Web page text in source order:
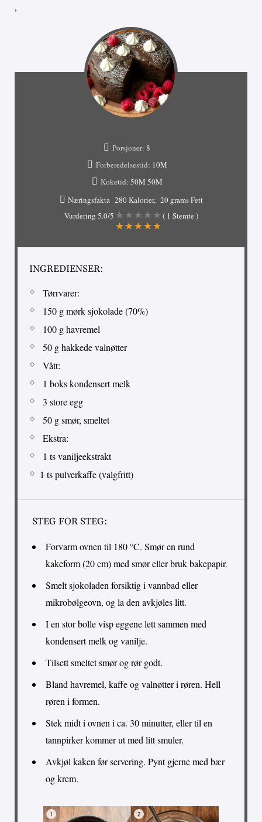
,
Porsjoner: 8
Forberedelsestid: 10M
Koketid: 50M 50M
Næringsfakta 280 Kalorier
20 grams Fett
Vurdering 5.0/5 ( 1 Stemte )
INGREDIENSER:
Tørrvarer:
150 g mørk sjokolade (70%)
100 g havremel
50 g hakkede valnøtter
Vått:
1 boks kondensert melk
3 store egg
50 g smør, smeltet
Ekstra:
1 ts vaniljeekstrakt
1 ts pulverkaffe (valgfritt)
STEG FOR STEG:
Forvarm ovnen til 180 °C. Smør en rund
kakeform (20 cm) med smør eller bruk bakepapir.
Smelt sjokoladen forsiktig i vannbad eller
mikrobølgeovn, og la den avkjøles litt.
I en stor bolle visp eggene lett sammen med
kondensert melk og vanilje.
Tilsett smeltet smør og rør godt.
Bland havremel, kaffe og valnøtter i røren. Hell
røren i formen.
Stek midt i ovnen i ca. 30 minutter, eller til en
tannpirker kommer ut med litt smuler.
Avkjøl kaken før servering. Pynt gjerne med bær
og krem.